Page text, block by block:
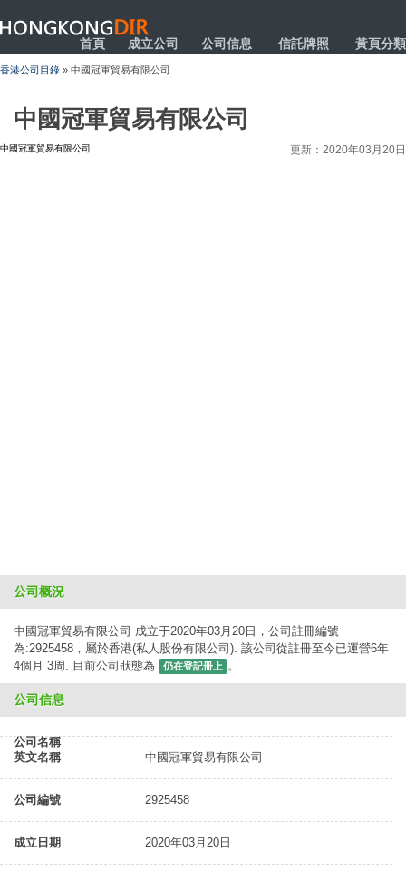
HONGKONGDIR
首頁 成立公司 公司信息 信託牌照 黃頁分類
香港公司目錄 » 中國冠軍貿易有限公司
中國冠軍貿易有限公司
中國冠軍貿易有限公司 更新：2020年03月20日
公司概況
中國冠軍貿易有限公司 成立于2020年03月20日，公司註冊編號
為:2925458，屬於香港(私人股份有限公司). 該公司從註冊至今已運營6年
4個月 3周. 目前公司狀態為
仍在登記冊上 。
公司信息
公司名稱
英文名稱
中國冠軍貿易有限公司
公司編號 2925458
成立日期 2020年03月20日